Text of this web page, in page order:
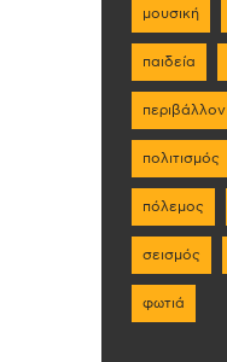
μουσική
παιδεία
περιβάλλον
πολιτισμός
πόλεμος
σεισμός
φωτιά